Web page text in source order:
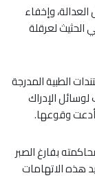
وإخفاء
لعرقلة
الطبية المدرجة
الإدراك
أدعت وقوعها.
بفارغ الصبر
هذه الاتهامات